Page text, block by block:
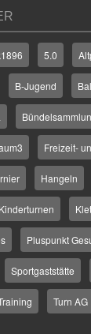
5.0
B-Jugend
Freizeit-
Hangeln
Kinderturnen
Pluspunkt
Sportgaststätte
Turn AG